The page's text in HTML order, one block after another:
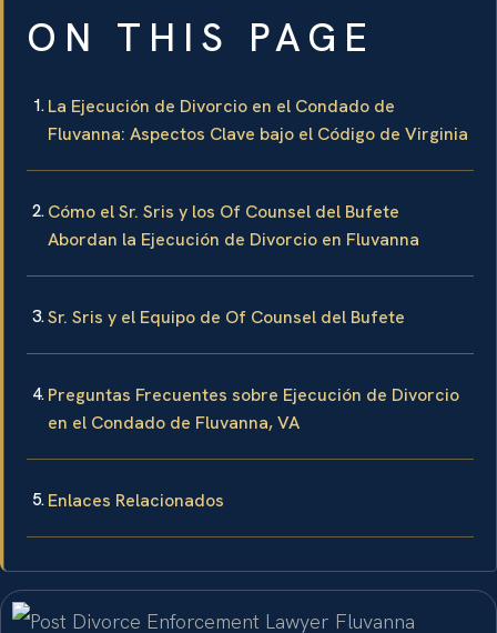
ON THIS PAGE
La Ejecución de Divorcio en el Condado de
Fluvanna: Aspectos Clave bajo el Código de Virginia
Cómo el Sr. Sris y los Of Counsel del Bufete
Abordan la Ejecución de Divorcio en Fluvanna
Sr. Sris y el Equipo de Of Counsel del Bufete
Preguntas Frecuentes sobre Ejecución de Divorcio
en el Condado de Fluvanna, VA
Enlaces Relacionados